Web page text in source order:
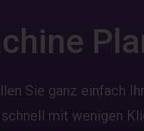
Sie ganz einfach
schnell mit wenigen